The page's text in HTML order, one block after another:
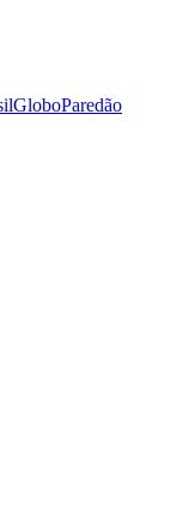
GloboParedão